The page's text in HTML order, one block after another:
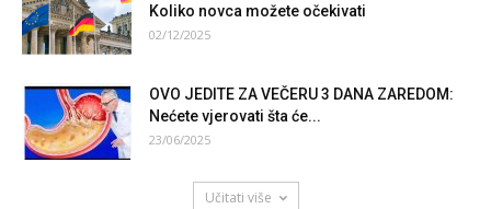
Koliko novca možete očekivati
02/12/2025
OVO JEDITE ZA VEČERU 3 DANA ZAREDOM:
Nećete vjerovati šta će...
23/06/2025
Učitati više